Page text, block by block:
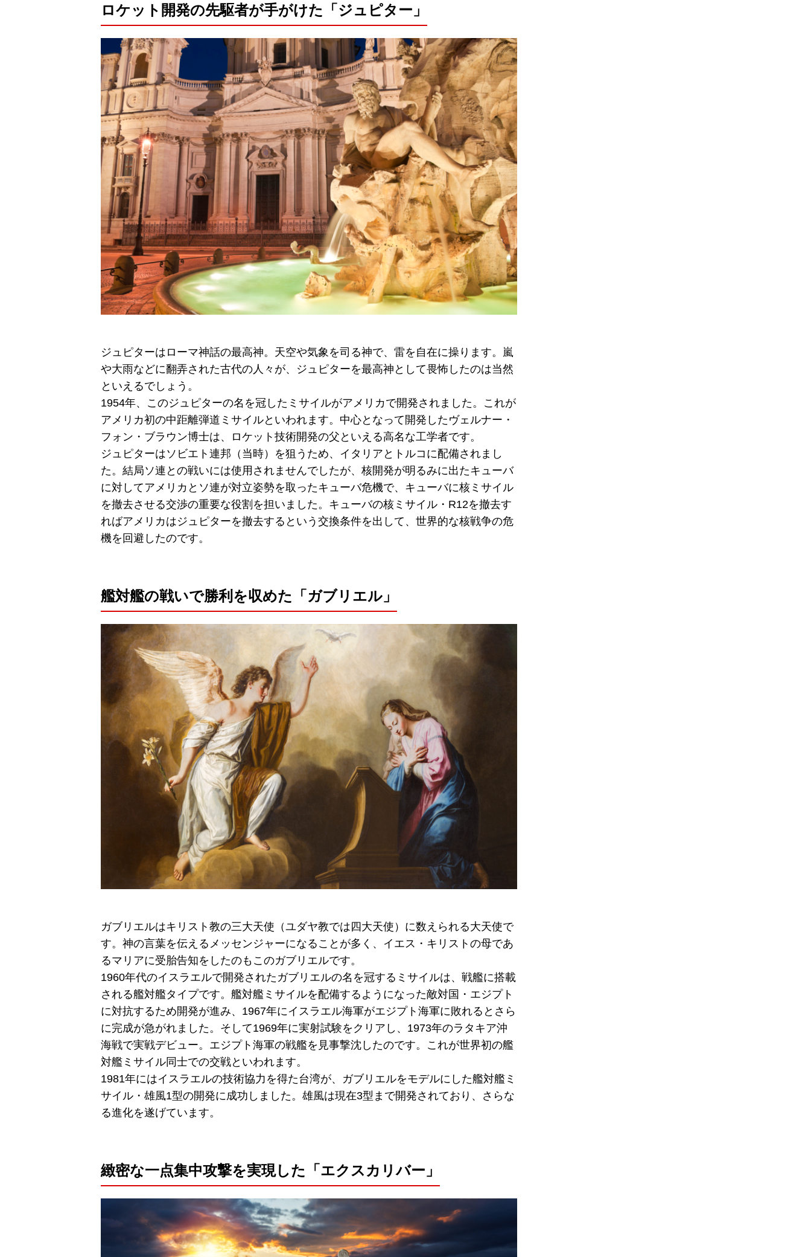
ロケット開発の先駆者が手がけた「ジュピター」
ジュピターはローマ神話の最高神。天空や気象を司る神で、雷を自在に操ります。嵐
や大雨などに翻弄された古代の人々が、ジュピターを最高神として畏怖したのは当然
といえるでしょう。
1954年、このジュピターの名を冠したミサイルがアメリカで開発されました。これが
アメリカ初の中距離弾道ミサイルといわれます。中心となって開発したヴェルナー・
フォン・ブラウン博士は、ロケット技術開発の父といえる高名な工学者です。
ジュピターはソビエト連邦（当時）を狙うため、イタリアとトルコに配備されまし
た。結局ソ連との戦いには使用されませんでしたが、核開発が明るみに出たキューバ
に対してアメリカとソ連が対立姿勢を取ったキューバ危機で、キューバに核ミサイル
を撤去させる交渉の重要な役割を担いました。キューバの核ミサイル・R12を撤去す
ればアメリカはジュピターを撤去するという交換条件を出して、世界的な核戦争の危
機を回避したのです。
艦対艦の戦いで勝利を収めた「ガブリエル」
ガブリエルはキリスト教の三大天使（ユダヤ教では四大天使）に数えられる大天使で
す。神の言葉を伝えるメッセンジャーになることが多く、イエス・キリストの母であ
るマリアに受胎告知をしたのもこのガブリエルです。
1960年代のイスラエルで開発されたガブリエルの名を冠するミサイルは、戦艦に搭載
される艦対艦タイプです。艦対艦ミサイルを配備するようになった敵対国・エジプト
に対抗するため開発が進み、1967年にイスラエル海軍がエジプト海軍に敗れるとさら
に完成が急がれました。そして1969年に実射試験をクリアし、1973年のラタキア沖
海戦で実戦デビュー。エジプト海軍の戦艦を見事撃沈したのです。これが世界初の艦
対艦ミサイル同士での交戦といわれます。
1981年にはイスラエルの技術協力を得た台湾が、ガブリエルをモデルにした艦対艦ミ
サイル・雄風1型の開発に成功しました。雄風は現在3型まで開発されており、さらな
る進化を遂げています。
緻密な一点集中攻撃を実現した「エクスカリバー」